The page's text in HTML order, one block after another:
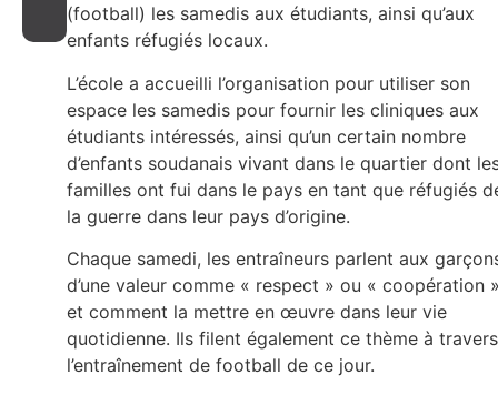
(football) les samedis aux étudiants, ainsi qu’aux
enfants réfugiés locaux.
L’école a accueilli l’organisation pour utiliser son
espace les samedis pour fournir les cliniques aux
étudiants intéressés, ainsi qu’un certain nombre
d’enfants soudanais vivant dans le quartier dont
familles ont fui dans le pays en tant que réfugiés
la guerre dans leur pays d’origine.
Chaque samedi, les entraîneurs parlent aux
d’une valeur comme « respect » ou « coopération
et comment la mettre en œuvre dans leur vie
quotidienne. Ils filent également ce thème à travers
l’entraînement de football de ce jour.